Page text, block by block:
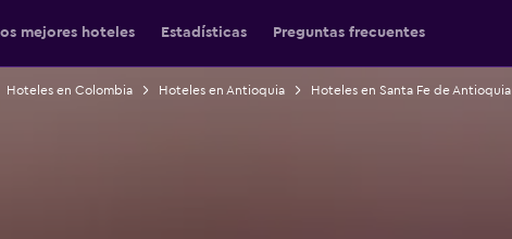
mejores hoteles Estadísticas Preguntas frecuentes
Hoteles en Colombia Hoteles en Antioquia
Hoteles en Santa Fe de Antioquia